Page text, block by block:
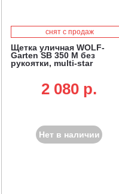
снят с продаж
Щетка уличная WOLF-
Garten SB 350 M без
рукоятки, multi-star
2 080 p.
Нет в наличии